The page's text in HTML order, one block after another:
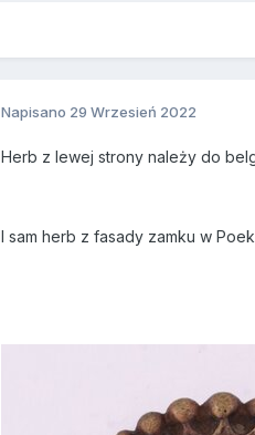
Napisano 29 Wrzesień 2022
Herb z lewej strony należy do
I sam herb z fasady zamku w